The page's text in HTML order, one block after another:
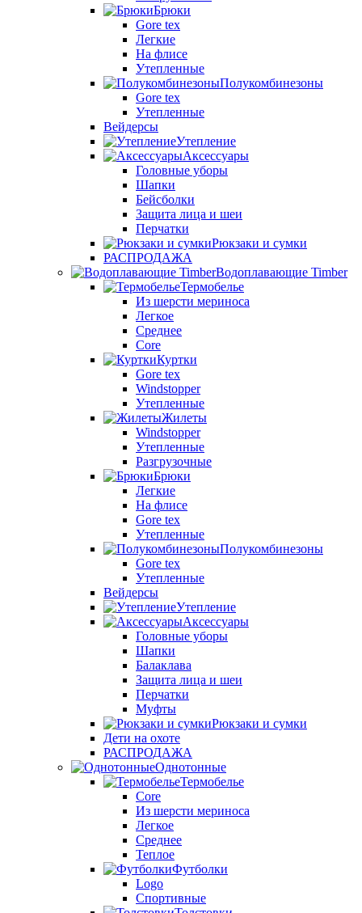
Брюки
Gore tex
Легкие
На флисе
Утепленные
Полукомбинезоны
Gore tex
Утепленные
Вейдерсы
Утепление
Аксессуары
Головные уборы
Шапки
Бейсболки
Защита лица и шеи
Перчатки
Рюкзаки и сумки
РАСПРОДАЖА
Водоплавающие Timber
Термобелье
Из шерсти мериноса
Легкое
Среднее
Core
Куртки
Gore tex
Windstopper
Утепленные
Жилеты
Windstopper
Утепленные
Разгрузочные
Брюки
Легкие
На флисе
Gore tex
Утепленные
Полукомбинезоны
Gore tex
Утепленные
Вейдерсы
Утепление
Аксессуары
Головные уборы
Шапки
Балаклава
Защита лица и шеи
Перчатки
Муфты
Рюкзаки и сумки
Дети на охоте
РАСПРОДАЖА
Однотонные
Термобелье
Core
Из шерсти мериноса
Легкое
Среднее
Теплое
Футболки
Logo
Спортивные